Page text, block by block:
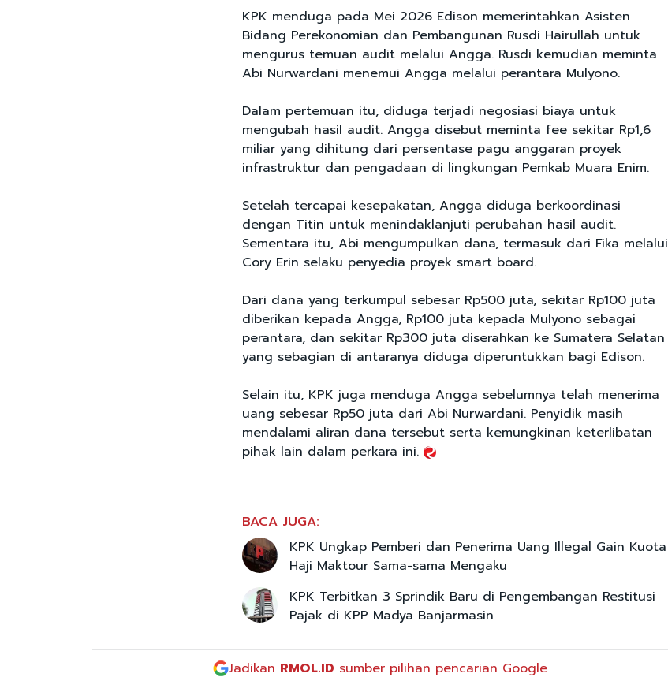
KPK menduga pada Mei 2026 Edison memerintahkan Asisten
Bidang Perekonomian dan Pembangunan Rusdi Hairullah untuk
mengurus temuan audit melalui Angga. Rusdi kemudian meminta
Abi Nurwardani menemui Angga melalui perantara Mulyono.
Dalam pertemuan itu, diduga terjadi negosiasi biaya untuk
mengubah hasil audit. Angga disebut meminta fee sekitar Rp1,6
miliar yang dihitung dari persentase pagu anggaran proyek
infrastruktur dan pengadaan di lingkungan Pemkab Muara Enim.
Setelah tercapai kesepakatan, Angga diduga berkoordinasi
dengan Titin untuk menindaklanjuti perubahan hasil audit.
Sementara itu, Abi mengumpulkan dana, termasuk dari Fika melalui
Cory Erin selaku penyedia proyek smart board.
Dari dana yang terkumpul sebesar Rp500 juta, sekitar Rp100 juta
diberikan kepada Angga, Rp100 juta kepada Mulyono sebagai
perantara, dan sekitar Rp300 juta diserahkan ke Sumatera Selatan
yang sebagian di antaranya diduga diperuntukkan bagi Edison.
Selain itu, KPK juga menduga Angga sebelumnya telah menerima
uang sebesar Rp50 juta dari Abi Nurwardani. Penyidik masih
mendalami aliran dana tersebut serta kemungkinan keterlibatan
pihak lain dalam perkara ini.
BACA JUGA:
KPK Ungkap Pemberi dan Penerima Uang Illegal Gain Kuota
Haji Maktour Sama-sama Mengaku
KPK Terbitkan 3 Sprindik Baru di Pengembangan Restitusi
Pajak di KPP Madya Banjarmasin
Jadikan RMOL.ID sumber pilihan pencarian Google